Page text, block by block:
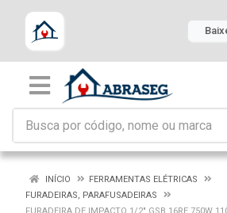
INÍCIO
FERRAMENTAS ELÉTRICAS
FURADEIRAS, PARAFUSADEIRAS